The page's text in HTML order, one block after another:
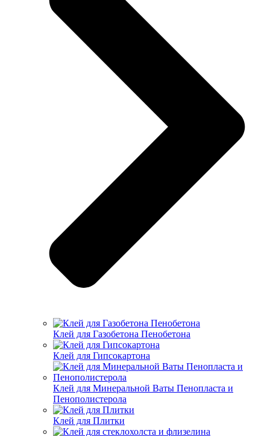
Клей для Газобетона Пенобетона
Клей для Гипсокартона
Клей для Минеральной Ваты Пенопласта и
Пенополистерола
Клей для Плитки